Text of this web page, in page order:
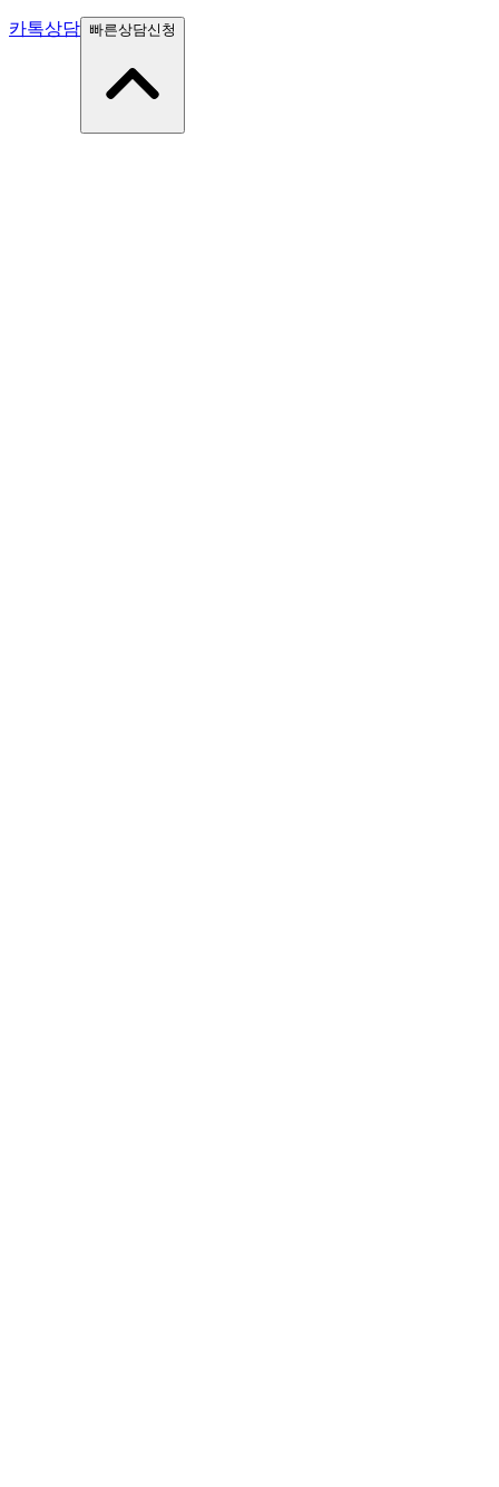
카톡상담 빠른상담신청